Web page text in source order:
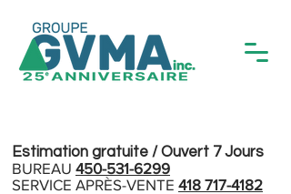
Estimation gratuite / Ouvert 7 Jours
BUREAU 450-531-6299
SERVICE APRÈS-VENTE 418 717-4182